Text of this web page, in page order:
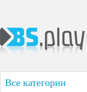
Все категории